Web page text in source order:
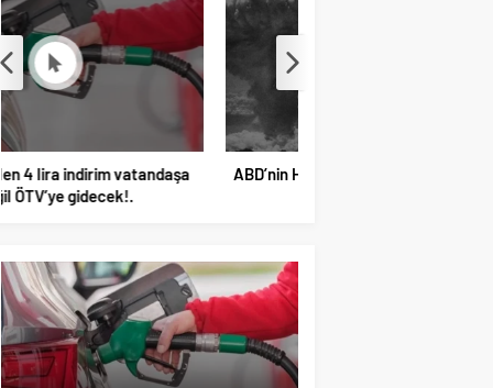
EURO
ABD’nin Hiroşima kahpeliğinin üzerinden
81 geçti!.